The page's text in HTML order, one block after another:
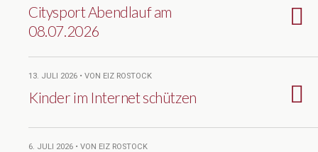
Citysport Abendlauf am
08.07.2026
13. JULI 2026 • VON EIZ ROSTOCK
Kinder im Internet schützen
6. JULI 2026 • VON EIZ ROSTOCK